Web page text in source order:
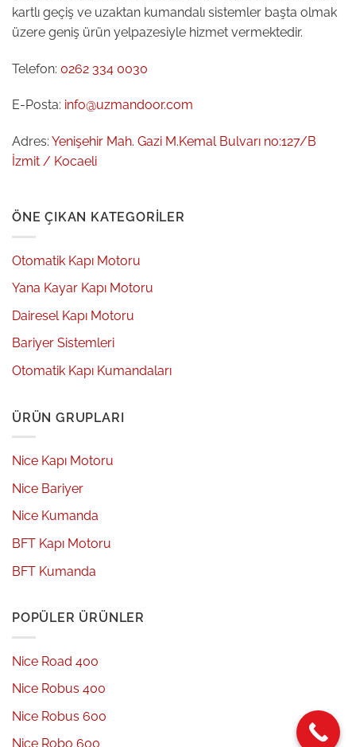
kartlı geçiş ve uzaktan kumandalı sistemler başta olmak
üzere geniş ürün yelpazesiyle hizmet vermektedir.
Telefon: 0262 334 0030
E-Posta: info@uzmandoor.com
Adres: Yenişehir Mah. Gazi M.Kemal Bulvarı no:127/B
İzmit / Kocaeli
ÖNE ÇIKAN KATEGORILER
Otomatik Kapı Motoru
Yana Kayar Kapı Motoru
Dairesel Kapı Motoru
Bariyer Sistemleri
Otomatik Kapı Kumandaları
ÜRÜN GRUPLARI
Nice Kapı Motoru
Nice Bariyer
Nice Kumanda
BFT Kapı Motoru
BFT Kumanda
POPÜLER ÜRÜNLER
Nice Road 400
Nice Robus 400
Nice Robus 600
Nice Robo 600